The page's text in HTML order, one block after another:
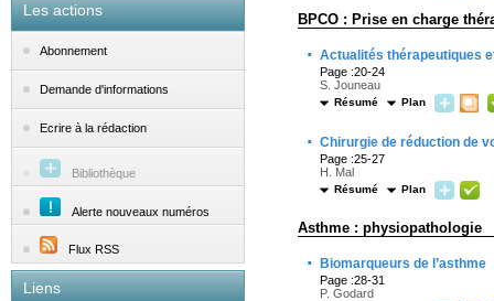
Les actions
Abonnement
Demande d'informations
Ecrire à la rédaction
Bibliothèque
Alerte nouveaux numéros
Flux RSS
Liens
BPCO : Prise en charge
· Actualités thérapeutiques
Page :20-24
S. Jouneau
Résumé Plan
· Chirurgie de réduction de
Page :25-27
H. Mal
Résumé Plan
Asthme : physiopathologie
· Biomarqueurs de l’asthme
Page :28-31
P. Godard